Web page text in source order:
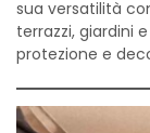
sua versatilità
terrazzi, giardini
protezione e